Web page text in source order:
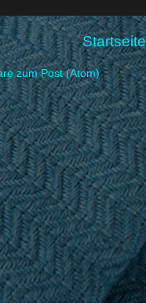
Startseite
zum Post (Atom)